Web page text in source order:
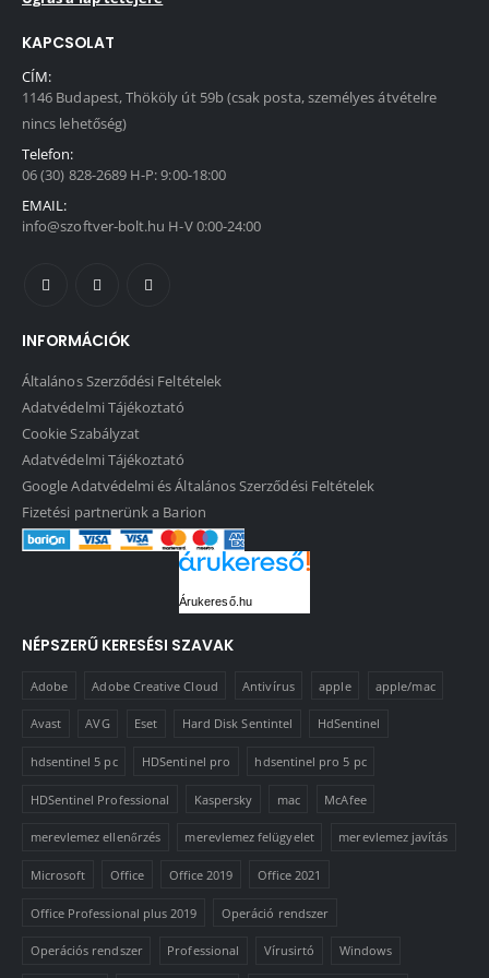
KAPCSOLAT
CÍM:
1146 Budapest, Thököly út 59b (csak posta, személyes átvételre
nincs lehetőség)
Telefon:
06 (30) 828-2689 H-P: 9:00-18:00
EMAIL:
info@szoftver-bolt.hu H-V 0:00-24:00
INFORMÁCIÓK
Általános Szerződési Feltételek
Adatvédelmi Tájékoztató
Cookie Szabályzat
Adatvédelmi Tájékoztató
Google Adatvédelmi és Általános Szerződési Feltételek
Fizetési partnerünk a Barion
Árukereső.hu
NÉPSZERŰ KERESÉSI SZAVAK
Adobe Adobe Creative Cloud Antivírus apple apple/mac
Avast AVG Eset Hard Disk Sentintel HdSentinel
hdsentinel 5 pc HDSentinel pro hdsentinel pro 5 pc
HDSentinel Professional Kaspersky mac McAfee
merevlemez ellenőrzés merevlemez felügyelet merevlemez javítás
Microsoft Office Office 2019 Office 2021
Office Professional plus 2019 Operáció rendszer
Operációs rendszer Professional Vírusirtó Windows